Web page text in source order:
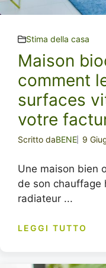
Stima della casa
Maison
comment
surfaces
votre
Scritto daBENE 9
Une maison bien
de son chauffage
radiateur ...
LEGGI TUTTO